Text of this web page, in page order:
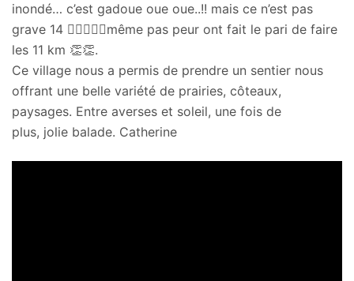
inondé… c’est gadoue oue oue..!! mais ce n’est pas
grave 14 🚶🏼‍♂🚶‍♀même pas peur ont fait le pari de faire
les 11 km 👏👏.
Ce village nous a permis de prendre un sentier nous
offrant une belle variété de prairies, côteaux,
paysages. Entre averses et soleil, une fois de
plus, jolie balade. Catherine